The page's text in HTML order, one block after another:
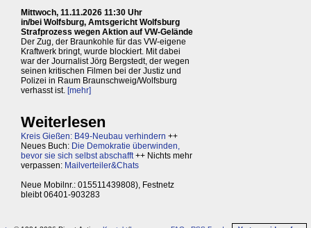
Mittwoch, 11.11.2026 11:30 Uhr
in/bei Wolfsburg, Amtsgericht Wolfsburg
Strafprozess wegen Aktion auf VW-Gelände
Der Zug, der Braunkohle für das VW-eigene
Kraftwerk bringt, wurde blockiert. Mit dabei
war der Journalist Jörg Bergstedt, der wegen
seinen kritischen Filmen bei der Justiz und
Polizei in Raum Braunschweig/Wolfsburg
verhasst ist. [mehr]
Weiterlesen
Kreis Gießen: B49-Neubau verhindern ++
Neues Buch: Die Demokratie überwinden,
bevor sie sich selbst abschafft++ Nichts mehr
verpassen: Mailverteiler&Chats
Neue Mobilnr.: 015511439808), Festnetz
bleibt 06401-903283